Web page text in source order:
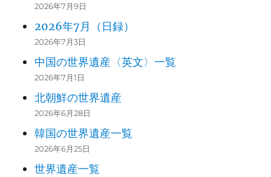
2026年7月9日
2026年7月（日録）
2026年7月3日
中国の世界遺産〈英文〉一覧
2026年7月1日
北朝鮮の世界遺産
2026年6月28日
韓国の世界遺産一覧
2026年6月25日
世界遺産一覧